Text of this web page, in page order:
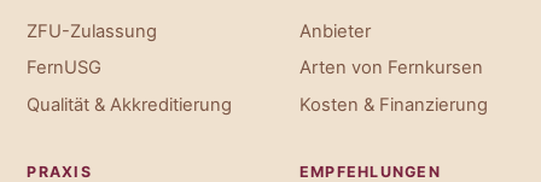
ZFU-Zulassung
FernUSG
Qualität & Akkreditierung
Anbieter
Arten von Fernkursen
Kosten & Finanzierung
PRAXIS EMPFEHLUNGEN